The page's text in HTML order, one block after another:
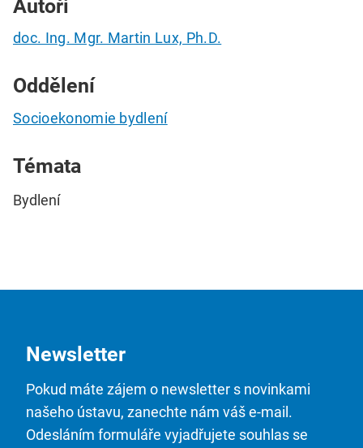
Autoři
doc. Ing. Mgr. Martin Lux, Ph.D.
Oddělení
Socioekonomie bydlení
Témata
Bydlení
Newsletter
Pokud máte zájem o newsletter s novinkami
našeho ústavu, zanechte nám váš e-mail.
Odesláním formuláře vyjadřujete souhlas se